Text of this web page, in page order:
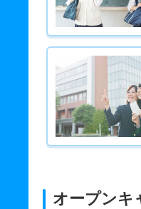
オープンキ